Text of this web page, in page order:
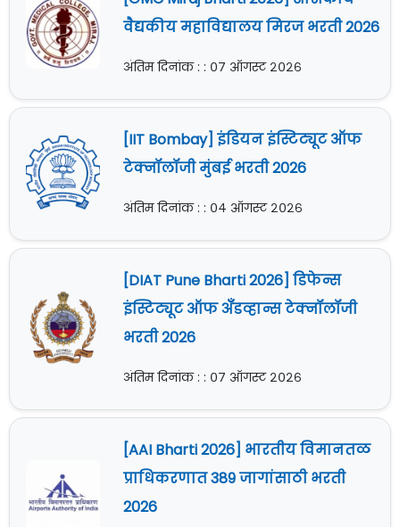
वैद्यकीय महाविद्यालय मिरज भरती 2026
अंतिम दिनांक : : ०७ ऑगस्ट २०२६
[IIT Bombay] इंडियन इंस्टिट्यूट ऑफ
टेक्नॉलॉजी मुंबई भरती 2026
अंतिम दिनांक : : ०४ ऑगस्ट २०२६
[DIAT Pune Bharti 2026] डिफेन्स
इंस्टिट्यूट ऑफ अँँडव्हान्स टेक्नॉलॉजी
भरती 2026
अंतिम दिनांक : : ०७ ऑगस्ट २०२६
[AAI Bharti 2026] भारतीय विमानतळ
प्राधिकरणात 389 जागांसाठी भरती
2026